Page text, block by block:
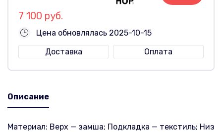
7 100 руб.
Цена обновлялась 2025-10-15
Доставка
Оплата
Описание
Материал: Верх — замша; Подкладка — текстиль; Низ